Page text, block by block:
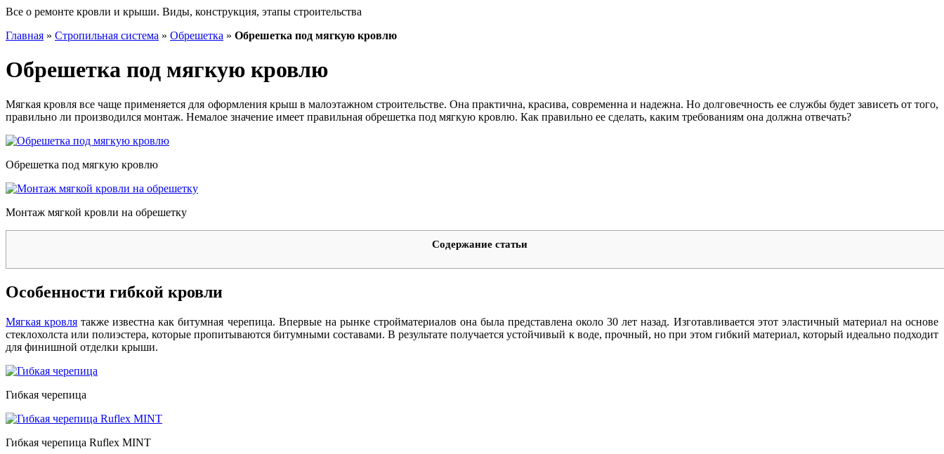
Все о ремонте кровли и крыши. Виды, конструкция, этапы строительства
Главная » Стропильная система » Обрешетка » Обрешетка под мягкую кровлю
Обрешетка под мягкую кровлю
Мягкая кровля все чаще применяется для оформления крыш в малоэтажном строительстве. Она практична, красива, современна и надежна. Но долговечность ее службы будет зависеть от того,
правильно ли производился монтаж. Немалое значение имеет правильная обрешетка под мягкую кровлю. Как правильно ее сделать, каким требованиям она должна отвечать?
Обрешетка под мягкую кровлю
Монтаж мягкой кровли на обрешетку
Содержание статьи
Особенности гибкой кровли
Мягкая кровля также известна как битумная черепица. Впервые на рынке стройматериалов она была представлена около 30 лет назад. Изготавливается этот эластичный материал на основе
стеклохолста или полиэстера, которые пропитываются битумными составами. В результате получается устойчивый к воде, прочный, но при этом гибкий материал, который идеально подходит
для финишной отделки крыши.
Гибкая черепица
Гибкая черепица Ruflex МINT